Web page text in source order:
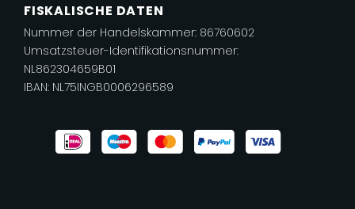
FISKALISCHE DATEN
Nummer der Handelskammer: 86760602
Umsatzsteuer-Identifikationsnummer:
NL862304659B01
IBAN: NL75INGB0006296589